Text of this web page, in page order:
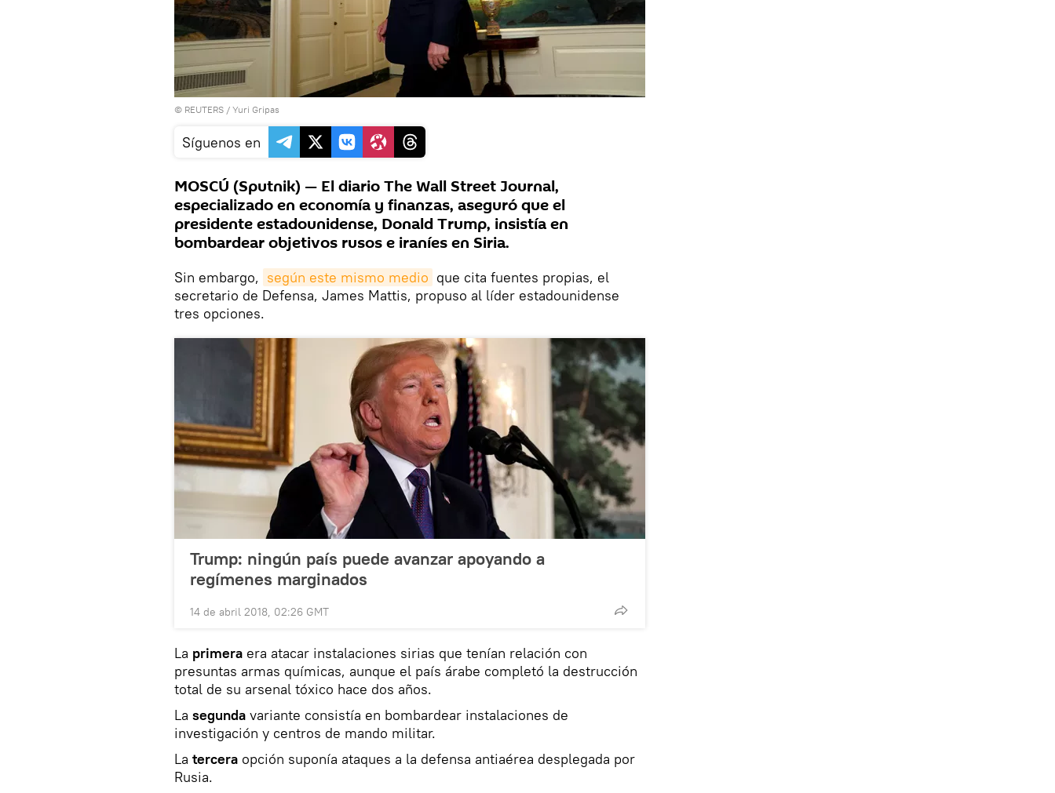
© REUTERS / Yuri Gripas
Síguenos en
MOSCÚ (Sputnik) — El diario The Wall Street Journal,
especializado en economía y finanzas, aseguró que el
presidente estadounidense, Donald Trump, insistía en
bombardear objetivos rusos e iraníes en Siria.
Sin embargo, según este mismo medio que cita fuentes propias, el
secretario de Defensa, James Mattis, propuso al líder estadounidense
tres opciones.
Trump: ningún país puede avanzar apoyando a
regímenes marginados
14 de abril 2018, 02:26 GMT
La primera era atacar instalaciones sirias que tenían relación con
presuntas armas químicas, aunque el país árabe completó la destrucción
total de su arsenal tóxico hace dos años.
La segunda variante consistía en bombardear instalaciones de
investigación y centros de mando militar.
La tercera opción suponía ataques a la defensa antiaérea desplegada por
Rusia.